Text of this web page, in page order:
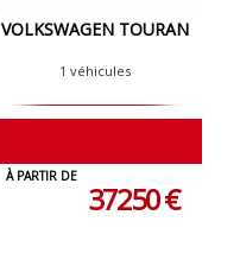
VOLKSWAGEN TOURAN
1 véhicules
À PARTIR DE
37250 €